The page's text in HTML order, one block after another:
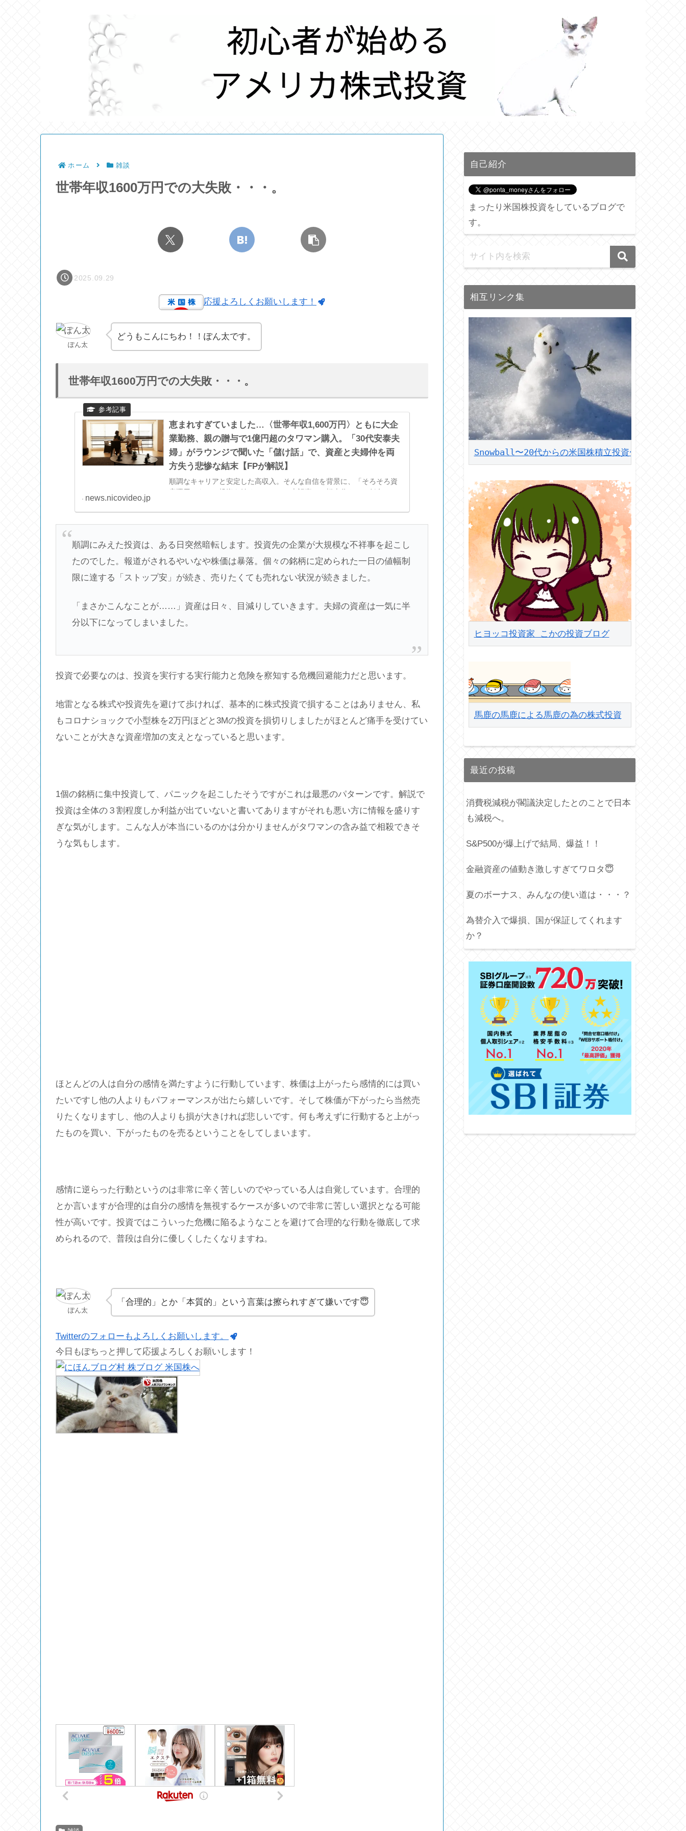
ホーム 雑談
世帯年収1600万円での大失敗・・・。
2025.09.29
応援よろしくお願いします！
ぽん太
どうもこんにちわ！！ぽん太です。
世帯年収1600万円での大失敗・・・。
恵まれすぎていました…〈世帯年収1,600万円〉ともに大企
業勤務、親の贈与で1億円超のタワマン購入。「30代安泰夫
婦」がラウンジで聞いた「儲け話」で、資産と夫婦仲を両
方失う悲惨な結末【FPが解説】
順調なキャリアと安定した高収入。そんな自信を背景に、「そろそろ資
いて、FP dream代表FPの藤原洋子氏が解…
news.nicovideo.jp
順調にみえた投資は、ある日突然暗転します。投資先の企業が大規模な不祥事を起こし
たのでした。報道がされるやいなや株価は暴落。個々の銘柄に定められた一日の値幅制
限に達する「ストップ安」が続き、売りたくても売れない状況が続きました。
「まさかこんなことが……」資産は日々、目減りしていきます。夫婦の資産は一気に半
分以下になってしまいました。
投資で必要なのは、投資を実行する実行能力と危険を察知する危機回避能力だと思います。
地雷となる株式や投資先を避けて歩ければ、基本的に株式投資で損することはありません、私
もコロナショックで小型株を2万円ほどと3Mの投資を損切りしましたがほとんど痛手を受けてい
ないことが大きな資産増加の支えとなっていると思います。
1個の銘柄に集中投資して、パニックを起こしたそうですがこれは最悪のパターンです。解説で
投資は全体の３割程度しか利益が出ていないと書いてありますがそれも悪い方に情報を盛りす
ぎな気がします。こんな人が本当にいるのかは分かりませんがタワマンの含み益で相殺できそ
うな気もします。
ほとんどの人は自分の感情を満たすように行動しています、株価は上がったら感情的には買い
たいですし他の人よりもパフォーマンスが出たら嬉しいです。そして株価が下がったら当然売
りたくなりますし、他の人よりも損が大きければ悲しいです。何も考えずに行動すると上がっ
たものを買い、下がったものを売るということをしてしまいます。
感情に逆らった行動というのは非常に辛く苦しいのでやっている人は自覚しています。合理的
とか言いますが合理的は自分の感情を無視するケースが多いので非常に苦しい選択となる可能
性が高いです。投資ではこういった危機に陥るようなことを避けて合理的な行動を徹底して求
められるので、普段は自分に優しくしたくなりますね。
ぽん太
「合理的」とか「本質的」という言葉は擦られすぎて嫌いです😇
Twitterのフォローもよろしくお願いします。
今日もぽちっと押して応援よろしくお願いします！
自己紹介
まったり米国株投資をしているブログで
す。
相互リンク集
Snowball〜20代からの米国株積立投資〜
ヒヨッコ投資家 こかの投資ブログ
馬鹿の馬鹿による馬鹿の為の株式投資
最近の投稿
消費税減税が閣議決定したとのことで日本
も減税へ。
S&P500が爆上げで結局、爆益！！
金融資産の値動き激しすぎてワロタ😇
夏のボーナス、みんなの使い道は・・・？
為替介入で爆損、国が保証してくれます
か？